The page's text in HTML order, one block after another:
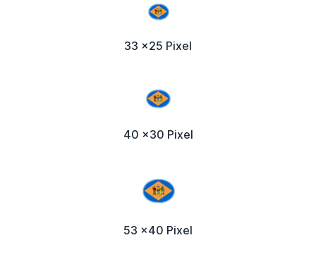
33 x25 Pixel
40 x30 Pixel
53 x40 Pixel